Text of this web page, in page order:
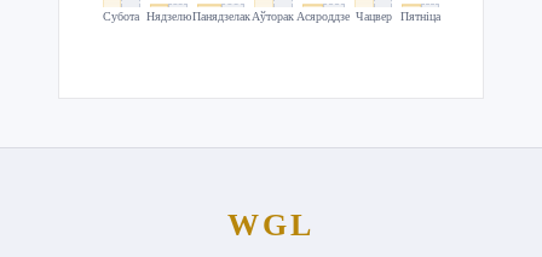
Субота НядзелюПанядзелак Аўторак Асяроддзе Чацвер Пятніца
WGL